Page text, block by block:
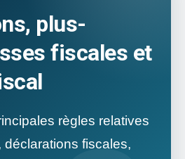
plus-
fiscales et
règles relatives
fiscales,